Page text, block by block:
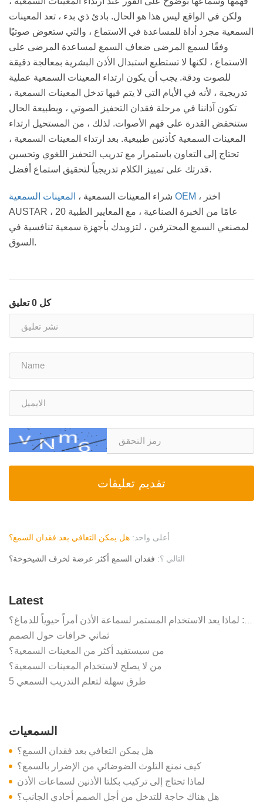
ولكن في الواقع ليس هذا هو الحال. بادئ ذي بدء ، تعد المعينات
السمعية مجرد أداة للمساعدة في الاستماع ، والتي ستعوض صوتيًا
وفقًا لسمع المرضى ضعاف السمع لمساعدة المرضى على
الاستماع ، لكنها لا تستطيع استبدال الأذن البشرية بمعالجة دقيقة
للصوت ودقة. يجب أن يكون ارتداء المعينات السمعية عملية
تدريجية ، لأنه في الأيام التي لا يتم فيها تدخل المعينات السمعية ،
تكون آذاننا في مرحلة فقدان التحفيز الصوتي ، وبطبيعة الحال
ستنخفض القدرة على فهم الأصوات. لذلك ، من المستحيل ارتداء
المعينات السمعية كأذنين طبيعية. بعد ارتداء المعينات السمعية ،
تحتاج إلى التعاون باستمرار مع تدريب التحفيز اللغوي وتحسين
قدرتك على تمييز الكلام تدريجياً لتحقيق استماع أفضل.
شراء المعينات السمعية ، المعينات السمعية OEM ، اختر
AUSTAR ، 20 عامًا من الخبرة الصناعية ، مع المعايير الطبية
لمصنعي السمع المحترفين ، لتزويدك بأجهزة سمعية تنافسية في
السوق.
كل 0 تعليق
تقديم تعليقات
أعلى واحد: هل يمكن التعافي بعد فقدان السمع؟
التالي ؟: فقدان السمع أكثر عرضة لخرف الشيخوخة؟
Latest
ثماني خرافات حول الصمم
من سيستفيد أكثر من المعينات السمعية؟
من لا يصلح لاستخدام المعينات السمعية؟
5 طرق سهلة لتعلم التدريب السمعي
السمعيات
هل يمكن التعافي بعد فقدان السمع؟
كيف نمنع التلوث الضوضائي من الإضرار بالسمع؟
لماذا تحتاج إلى تركيب بكلتا الأذنين لسماعات الأذن
هل هناك حاجة للتدخل من أجل الصمم أحادي الجانب؟